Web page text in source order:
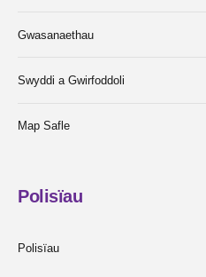
Gwasanaethau
Swyddi a Gwirfoddoli
Map Safle
Polisïau
Polisïau